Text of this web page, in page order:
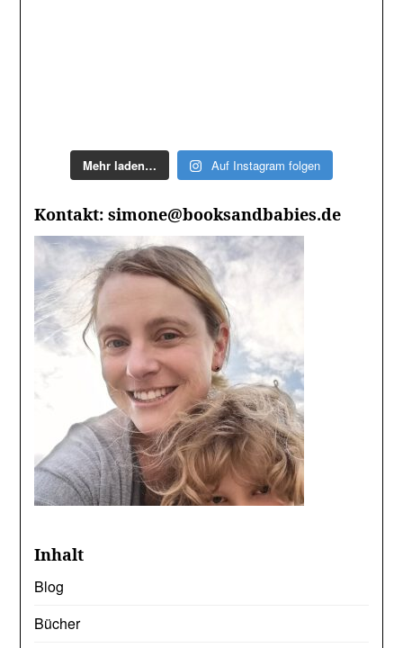
Mehr laden… Auf Instagram folgen
Kontakt: simone@booksandbabies.de
Inhalt
Blog
Bücher